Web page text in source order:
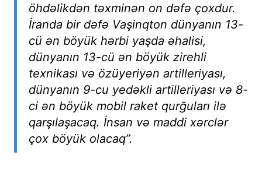
öhdəlikdən təxminən on dəfə çoxdur.
İranda bir dəfə Vaşinqton dünyanın 13-
cü ən böyük hərbi yaşda əhalisi,
dünyanın 13-cü ən böyük zirehli
texnikası və özüyeriyən artilleriyası,
dünyanın 9-cu yedəkli artilleriyası və 8-
ci ən böyük mobil raket qurğuları ilə
qarşılaşacaq. İnsan və maddi xərclər
çox böyük olacaq”.